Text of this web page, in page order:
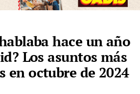
hace un año
Los asuntos más
en octubre de 2024